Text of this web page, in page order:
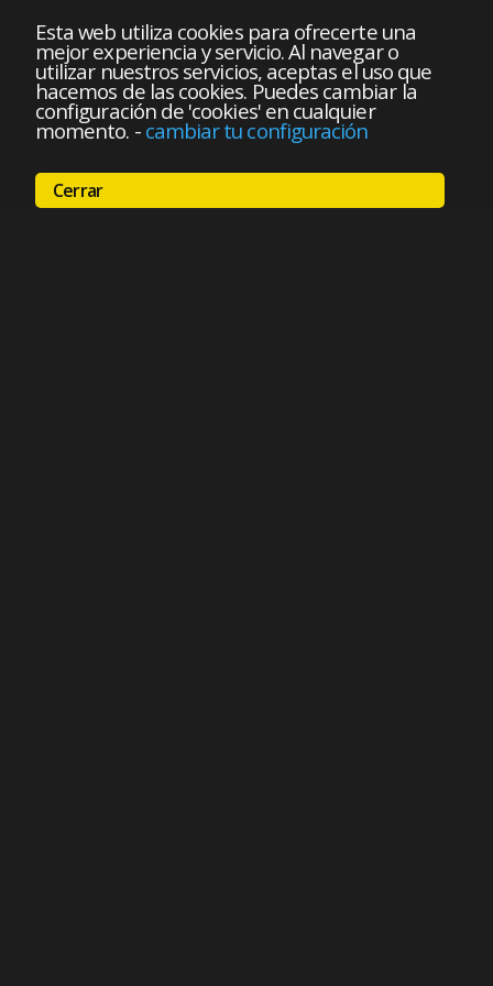
Esta web utiliza cookies para ofrecerte una
mejor experiencia y servicio. Al navegar o
utilizar nuestros servicios, aceptas el uso que
hacemos de las cookies. Puedes cambiar la
configuración de 'cookies' en cualquier
momento. - cambiar tu configuración
Cerrar